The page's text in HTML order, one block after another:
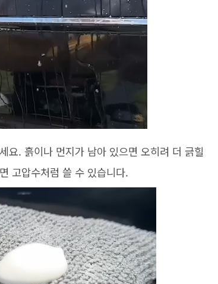
요. 흙이나 먼지가 남아 있으면 오히려 더 긁힐
고압수처럼 쓸 수 있습니다.